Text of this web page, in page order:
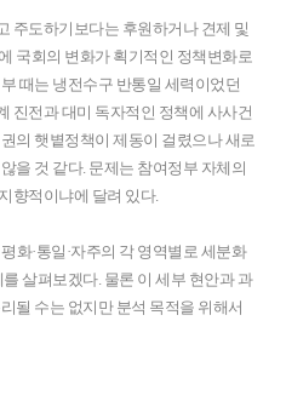
주도하기보다는 후원하거나 견제 및
국회의 변화가 획기적인 정책변화로
때는 냉전수구 반통일 세력이었던
진전과 대미 독자적인 정책에 사사건
의 햇볕정책이 제동이 걸렸으나 새로
을 것 같다. 문제는 참여정부 자체의
향적이냐에 달려 있다.
화·통일·자주의 각 영역별로 세분화
살펴보겠다. 물론 이 세부 현안과 과
될 수는 없지만 분석 목적을 위해서